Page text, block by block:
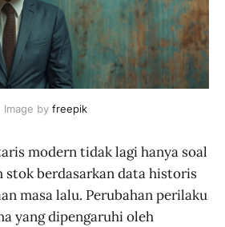
Image by freepik
modern tidak lagi hanya soal
stok berdasarkan data historis
masa lalu. Perubahan perilaku
yang dipengaruhi oleh